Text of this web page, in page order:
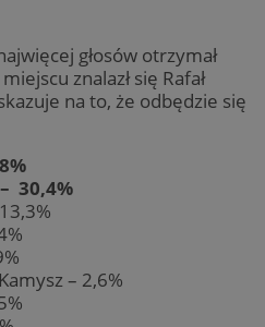
głosów otrzymał
znalazł się Rafał
na to, że odbędzie się
30,4%
– 2,6%